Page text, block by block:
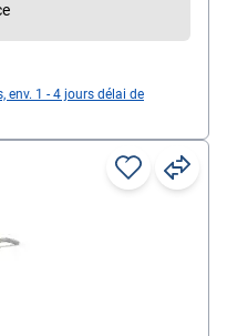
env. 1 - 4 jours délai de